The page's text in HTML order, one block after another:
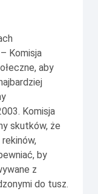
Komisja
aby
Komisja
skutków, że
by
z
do tusz.